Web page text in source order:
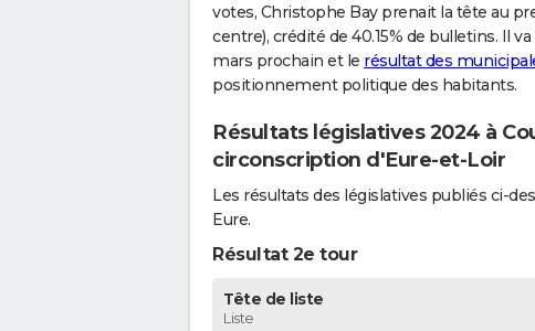
votes, Christophe Bay prenait la tête au
centre), crédité de 40.15% de bulletins. Il
mars prochain et le résultat des
positionnement politique des habitants.
Résultats législatives 2024 à
circonscription d'Eure-et-Loir
Les résultats des législatives publiés ci-
Eure.
Résultat 2e tour
Tête de liste
Liste